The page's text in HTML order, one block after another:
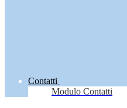
Contatti
Modulo Contatti